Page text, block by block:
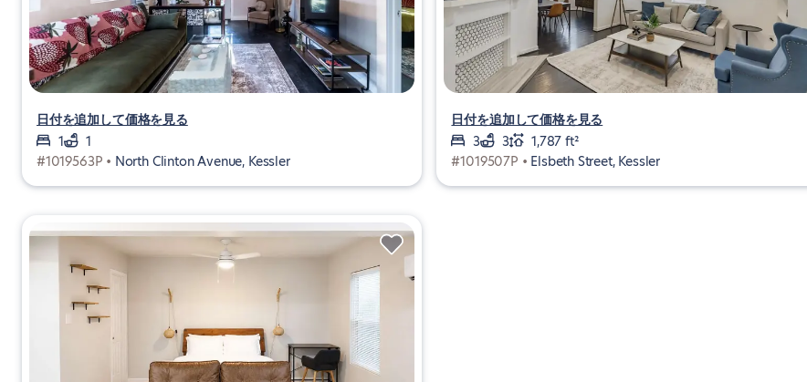
日付を追加して価格を見る
1
1
#1019563P • North Clinton Avenue, Kessler
日付を追加して価格を見る
3
3
1,787 ft²
#1019507P • Elsbeth Street, Kessler